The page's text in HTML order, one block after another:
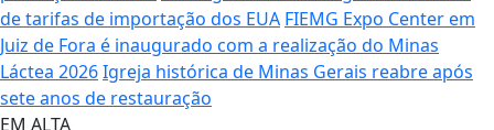
de tarifas de importação dos EUA FIEMG Expo Center em
Juiz de Fora é inaugurado com a realização do Minas
Láctea 2026Igreja histórica de Minas Gerais reabre após
sete anos de restauração
EM ALTA